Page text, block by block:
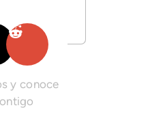
y conoce